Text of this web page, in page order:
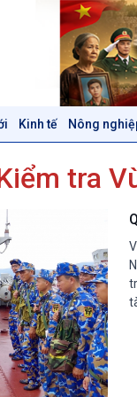
Kinh tế Nông
6h
18h
21h30
mục
Thời sự
& Công nghệ
học & Công nghệ
tra